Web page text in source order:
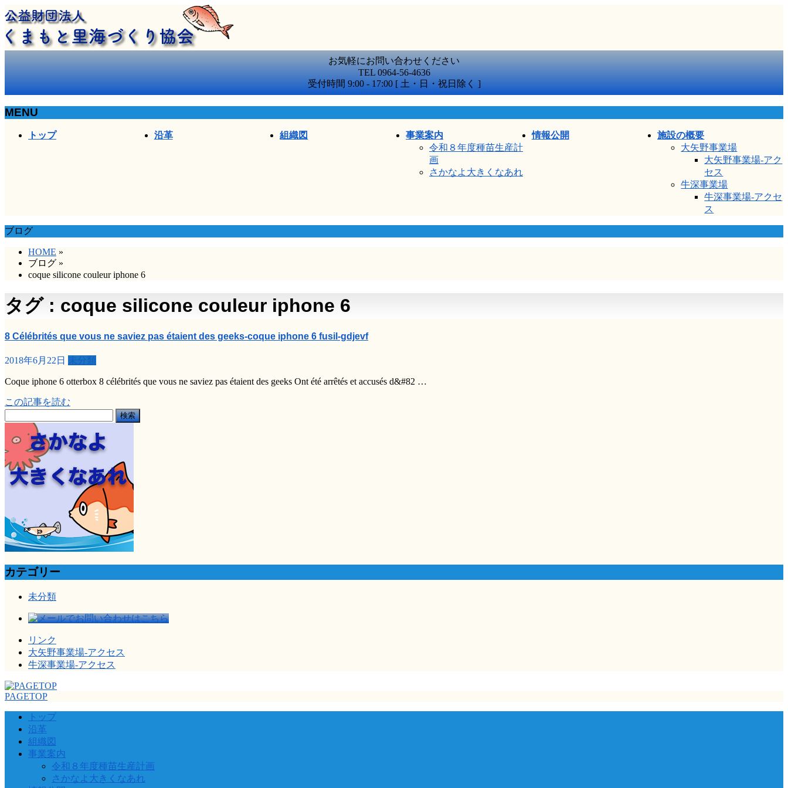
お気軽にお問い合わせください
TEL 0964-56-4636
受付時間 9:00 - 17:00 [ 土・日・祝日除く ]
MENU
トップ 沿革 組織図
事業案内
令和８年度種苗生産計
画
さかなよ大きくなあれ
情報公開
施設の概要
大矢野事業場
大矢野事業場-アク
セス
牛深事業場
牛深事業場-アクセ
ス
ブログ
HOME »
ブログ »
coque silicone couleur iphone 6
タグ : coque silicone couleur iphone 6
8 Célébrités que vous ne saviez pas étaient des geeks-coque iphone 6 fusil-gdjevf
2018年6月22日 未分類
Coque iphone 6 otterbox 8 célébrités que vous ne saviez pas étaient des geeks Ont été arrêtés et accusés d&#82 …
この記事を読む
索:
カテゴリー
未分類
リンク
大矢野事業場-アクセス
牛深事業場-アクセス
PAGETOP
トップ
沿革
組織図
事業案内
令和８年度種苗生産計画
さかなよ大きくなあれ